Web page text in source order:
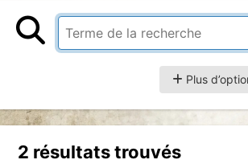
Plus
2 résultats trouvés